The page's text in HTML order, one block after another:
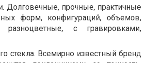
Долговечные, прочные, практичные
форм, конфигураций, объемов,
разноцветные, с гравировками,
стекла. Всемирно известный бренд